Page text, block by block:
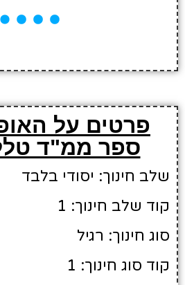
פרטים על
ספר ממ"ד
שלב חינוך: יסודי בלבד
קוד שלב חינוך: 1
סוג חינוך: רגיל
קוד סוג חינוך: 1